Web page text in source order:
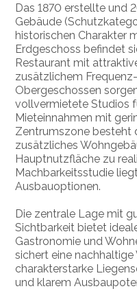
Das 1870 erstellte und
Gebäude
historischen Charakter
Erdgeschoss befindet
Restaurant mit
zusätzlichem
Obergeschossen
vollvermietete Studios
Mieteinnahmen mit
Zentrumszone besteht
zusätzliches
Hauptnutzfläche zu
Machbarkeitsstudie
Ausbauoptionen.
Die zentrale Lage mit
Sichtbarkeit bietet
Gastronomie und
sichert eine nachhaltige
charakterstarke
und klarem